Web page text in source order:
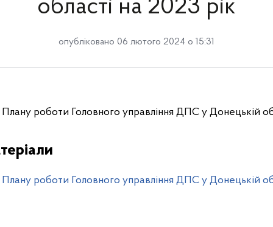
області на 2023 рік
опубліковано 06 лютого 2024 о 15:31
роботи Головного управління ДПС у Донецькій
роботи Головного управління ДПС у Донецькій